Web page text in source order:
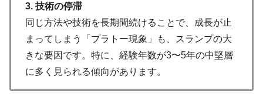
3. 技術の停滞
同じ方法や技術を長期間続けることで、成長が止
まってしまう「プラトー現象」も、スランプの大
きな要因です。特に、経験年数が3〜5年の中堅層
に多く見られる傾向があります。